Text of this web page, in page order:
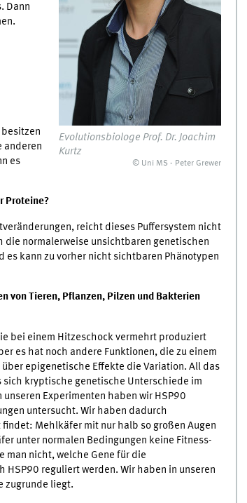
Evolutionsbiologe Prof. Dr. Joachim
Kurtz
© Uni MS - Peter Grewer
Dann
anderen
es
Proteine?
reicht dieses Puffersystem nicht
die normalerweise unsichtbaren genetischen
es kann zu vorher nicht sichtbaren Phänotypen
von Tieren, Pflanzen, Pilzen und Bakterien
bei einem Hitzeschock vermehrt produziert
es hat noch andere Funktionen, die zu einem
epigenetische Effekte die Variation. All das
kryptische genetische Unterschiede im
Experimenten haben wir HSP90
untersucht. Wir haben dadurch
Mehlkäfer mit nur halb so großen Augen
unter normalen Bedingungen keine Fitness-
man nicht, welche Gene für die
reguliert werden. Wir haben in unseren
zugrunde liegt.